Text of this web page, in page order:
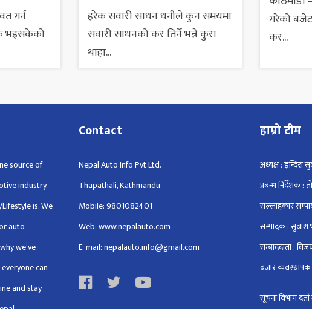
गर्न
भइसकेको
हरेक सवारी साधन धनीले कुन समयमा
सवारी साधनको कर तिर्ने भन्ने कुरा
थाहा...
गरेको
कर...
source of
industry.
is. We
auto
we’ve
can
and stay
Contact
Nepal Auto Info Pvt Ltd.
Thapathali, Kathmandu
Mobile: 9801082401
Web: www.nepalauto.com
E-mail: nepalauto.info@gmail.com
हाम्रो टीम
अध्यक्ष : इन्दिरा
प्रबन्ध निर्देशक :
सल्लाहकार
सम्पादक : सुवाश
सम्बाददाता :
बजार
सूचना विभाग